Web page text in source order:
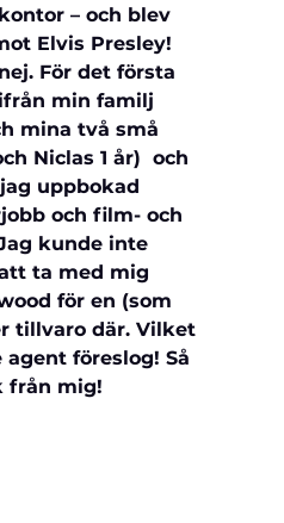
– och blev
Elvis Presley!
För det första
min familj
mina två små
Niclas 1 år)  och
uppbokad
och film- och
kunde inte
ta med mig
för en (som
tillvaro där. Vilket
föreslog! Så
från mig!